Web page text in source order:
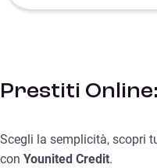
Prestiti
Scegli la semplicità, scopri
con Younited Credit.